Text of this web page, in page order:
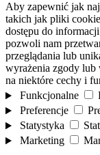
Aby zapewnić jak
takich jak pliki
dostępu do
pozwoli nam
przeglądania lub
wyrażenia zgody lub
na niektóre cechy i
Funkcjonalne
Preferencje
Statystyka
Marketing